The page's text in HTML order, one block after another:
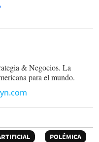
& Negocios. La
para el mundo.
POLÉMICA